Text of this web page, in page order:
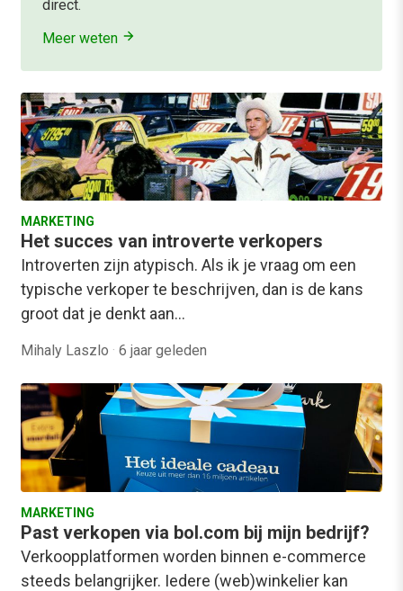
direct.
Meer weten
MARKETING
Het succes van introverte verkopers
Introverten zijn atypisch. Als ik je vraag om een
typische verkoper te beschrijven, dan is de kans
groot dat je denkt aan…
Mihaly Laszlo · 6 jaar geleden
MARKETING
Past verkopen via bol.com bij mijn bedrijf?
Verkoopplatformen worden binnen e-commerce
steeds belangrijker. Iedere (web)winkelier kan